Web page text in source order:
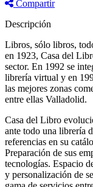
Compartir
Descripción
Libros, sólo libros,
en 1923, Casa del
sector. En 1992 se
librería virtual y en
las mejores zonas
entre ellas Valladolid.
Casa del Libro
ante todo una librería
referencias en su
Preparación de sus
tecnologías. Espacio
y personalización de